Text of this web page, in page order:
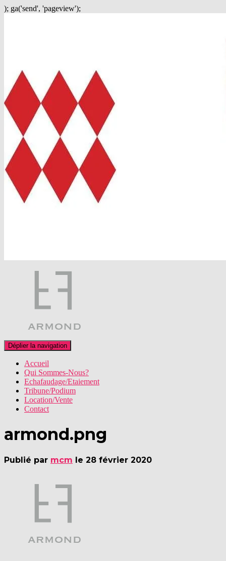
); ga('send', 'pageview');
Déplier la navigation
Accueil
Qui Sommes-Nous?
Echafaudage/Etaiement
Tribune/Podium
Location/Vente
Contact
armond.png
Publié par mcm le 28 février 2020